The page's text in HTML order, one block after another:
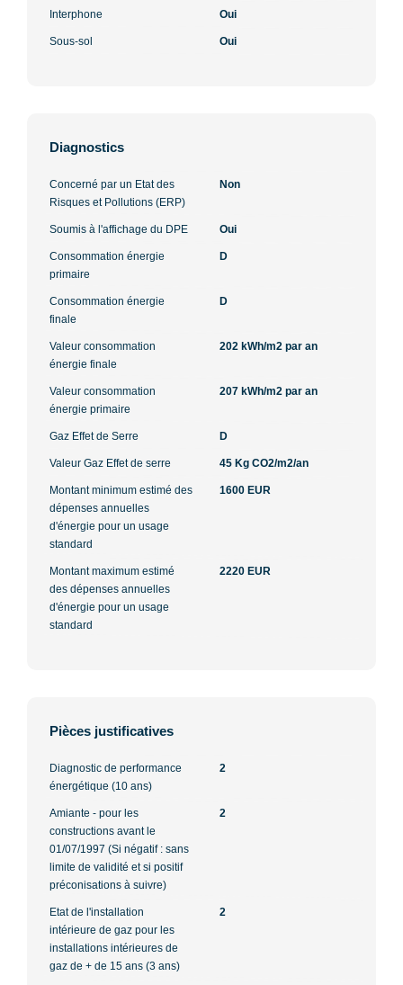
Interphone Oui
Sous-sol Oui
Diagnostics
Concerné par un Etat des
Risques et Pollutions (ERP)
Non
Soumis à l'affichage du DPE Oui
Consommation énergie
primaire
D
Consommation énergie
finale
D
Valeur consommation
énergie finale
202 kWh/m2 par an
Valeur consommation
énergie primaire
207 kWh/m2 par an
Gaz Effet de Serre D
Valeur Gaz Effet de serre 45 Kg CO2/m2/an
Montant minimum estimé des
dépenses annuelles
d'énergie pour un usage
standard
1600 EUR
Montant maximum estimé
des dépenses annuelles
d'énergie pour un usage
standard
2220 EUR
Pièces justificatives
Diagnostic de performance
énergétique (10 ans)
2
Amiante - pour les
constructions avant le
01/07/1997 (Si négatif : sans
limite de validité et si positif
préconisations à suivre)
2
Etat de l'installation
intérieure de gaz pour les
installations intérieures de
gaz de + de 15 ans (3 ans)
2